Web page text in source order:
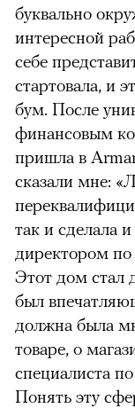
буквально
интересной
себе
стартовала, и
бум. После
финансовым
пришла в
сказали мне:
так и сделала
директором по
Этот дом стал
был
должна была
товаре, о
специалиста
Понять эту